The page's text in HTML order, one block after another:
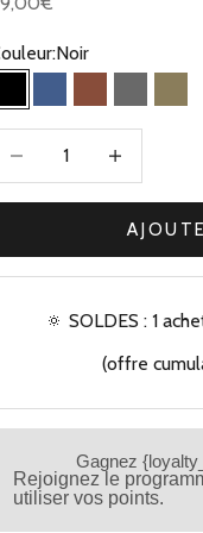
Noir
Noir Bleu Jean
CamelGris Olive
Diminuer la quantité
🔅 SOLDES : 1
(offre
Gagnez
Rejoignez le
utiliser vos points.